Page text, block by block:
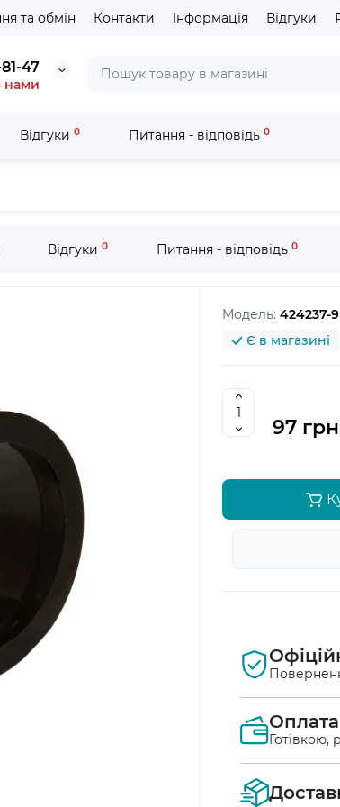
та обмін Контакти Інформація Відгуки
47
нами
Відгуки 0 Питання - відповідь 0
напрямної B для AN250H
Відгуки 0 Питання - відповідь 0
Модель: 424237-9
Є в магазині
97
Оплата
Готівкою,
Ви